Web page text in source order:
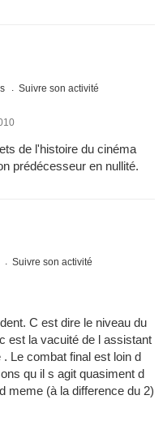
Suivre son activité
de l'histoire du cinéma
prédécesseur en nullité.
Suivre son activité
C est dire le niveau du
est la vacuité de l assistant
Le combat final est loin d
qu il s agit quasiment d
meme (à la difference du 2)